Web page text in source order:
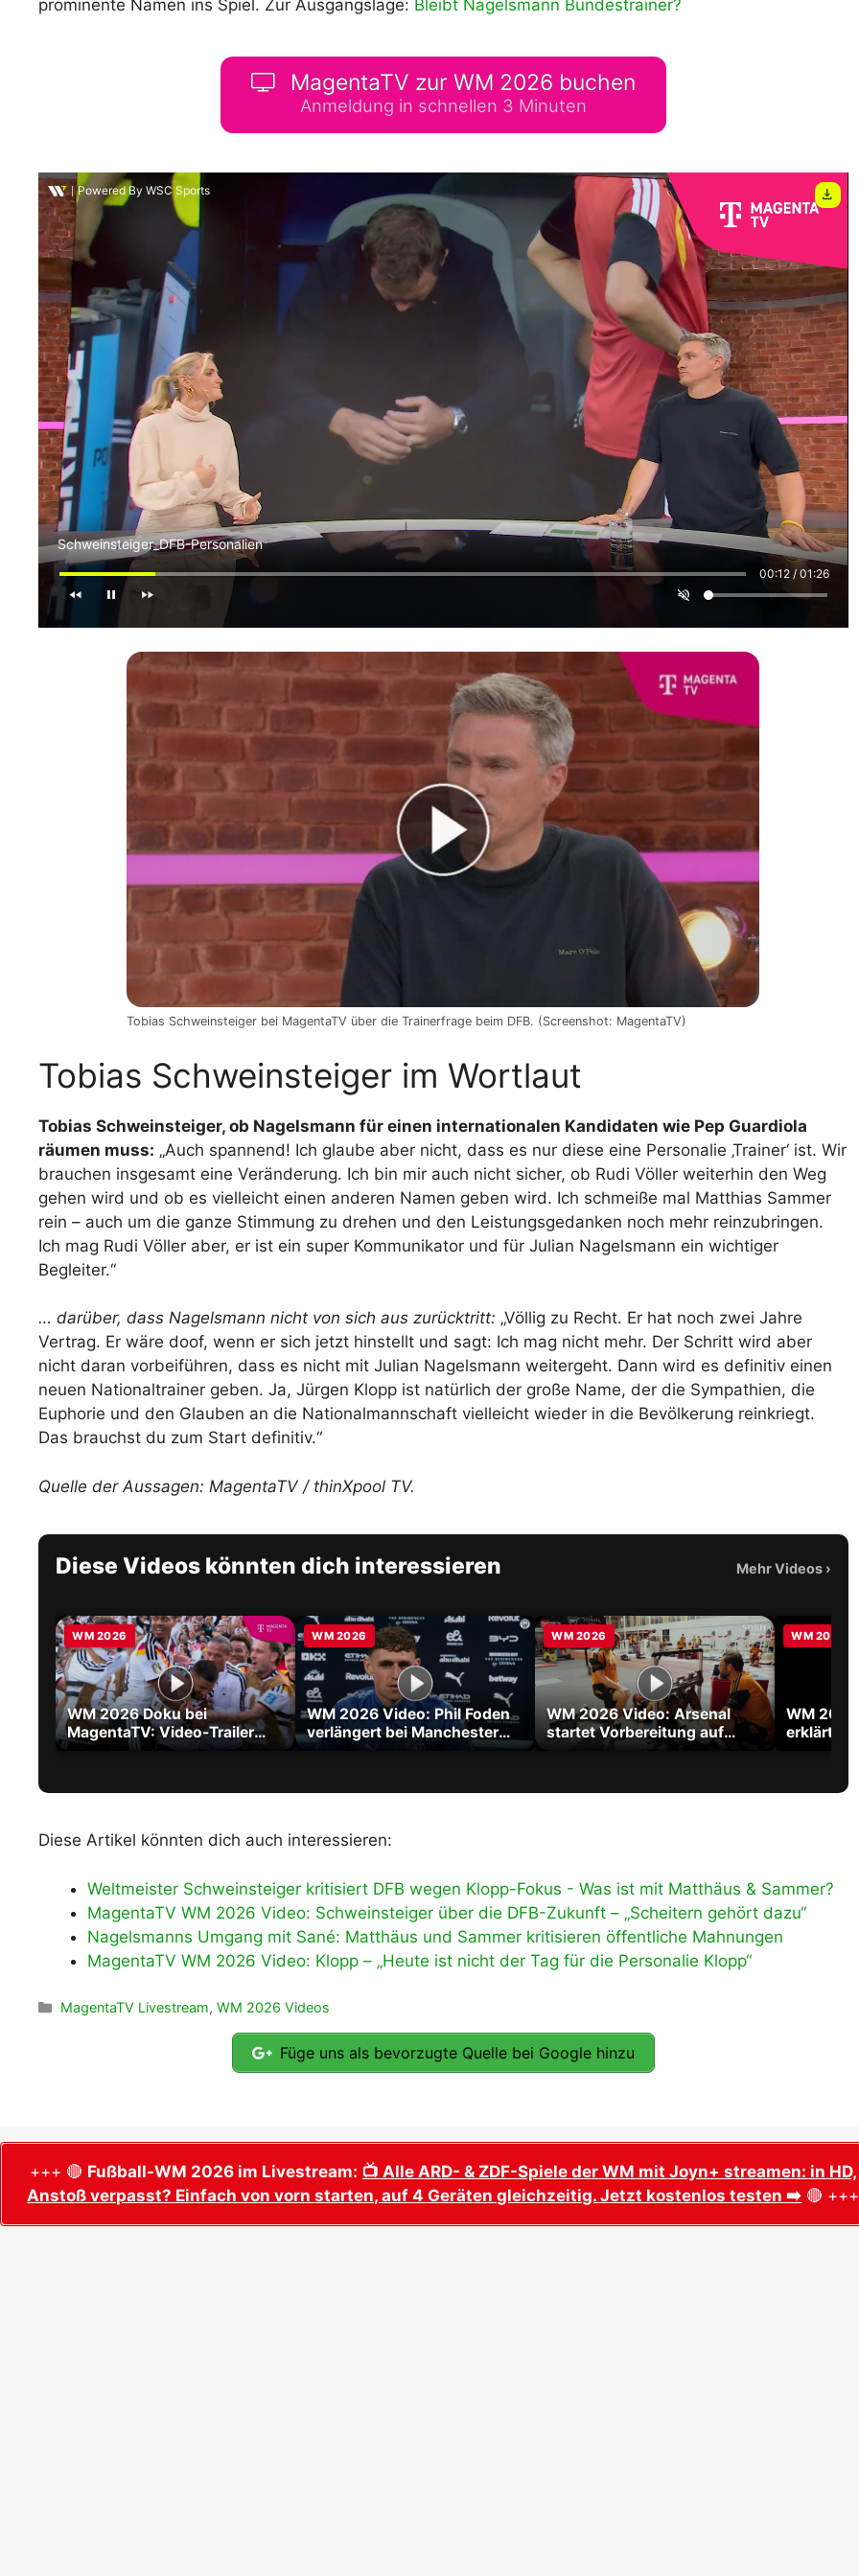
prominente Namen ins Spiel. Zur Ausgangslage: Bleibt Nagelsmann Bundestrainer?
MagentaTV zur WM 2026 buchen
Anmeldung in schnellen 3 Minuten
Tobias Schweinsteiger bei MagentaTV über die Trainerfrage beim DFB. (Screenshot: MagentaTV)
Tobias Schweinsteiger im Wortlaut
Tobias Schweinsteiger, ob Nagelsmann für einen internationalen Kandidaten wie Pep Guardiola
räumen muss: „Auch spannend! Ich glaube aber nicht, dass es nur diese eine Personalie ‚Trainer‘ ist. Wir
brauchen insgesamt eine Veränderung. Ich bin mir auch nicht sicher, ob Rudi Völler weiterhin den Weg
gehen wird und ob es vielleicht einen anderen Namen geben wird. Ich schmeiße mal Matthias Sammer
rein – auch um die ganze Stimmung zu drehen und den Leistungsgedanken noch mehr reinzubringen.
Ich mag Rudi Völler aber, er ist ein super Kommunikator und für Julian Nagelsmann ein wichtiger
Begleiter.“
… darüber, dass Nagelsmann nicht von sich aus zurücktritt: „Völlig zu Recht. Er hat noch zwei Jahre
Vertrag. Er wäre doof, wenn er sich jetzt hinstellt und sagt: Ich mag nicht mehr. Der Schritt wird aber
nicht daran vorbeiführen, dass es nicht mit Julian Nagelsmann weitergeht. Dann wird es definitiv einen
neuen Nationaltrainer geben. Ja, Jürgen Klopp ist natürlich der große Name, der die Sympathien, die
Euphorie und den Glauben an die Nationalmannschaft vielleicht wieder in die Bevölkerung reinkriegt.
Das brauchst du zum Start definitiv.“
Quelle der Aussagen: MagentaTV / thinXpool TV.
Diese Videos könnten dich interessieren Mehr Videos ›
WM 2026
WM 2026 Doku bei
MagentaTV: Video-Trailer
zum Film über die größte WM
WM 2026
WM 2026 Video: Phil Foden
verlängert bei Manchester
City bis 2030
WM 2026
WM 2026 Video: Arsenal
startet Vorbereitung auf
Titelverteidigung in der
WM 2026
WM
erklärt
Diese Artikel könnten dich auch interessieren:
Weltmeister Schweinsteiger kritisiert DFB wegen Klopp-Fokus - Was ist mit Matthäus & Sammer?
MagentaTV WM 2026 Video: Schweinsteiger über die DFB-Zukunft – „Scheitern gehört dazu“
Nagelsmanns Umgang mit Sané: Matthäus und Sammer kritisieren öffentliche Mahnungen
MagentaTV WM 2026 Video: Klopp – „Heute ist nicht der Tag für die Personalie Klopp“
Kategorien
MagentaTV Livestream,WM 2026 Videos
Füge uns als bevorzugte Quelle bei Google hinzu
+++ 🔴 Fußball-WM 2026 im Livestream: 📺 Alle ARD- & ZDF-Spiele der WM mit Joyn+ streamen: in HD,
Anstoß verpasst? Einfach von vorn starten, auf 4 Geräten gleichzeitig. Jetzt kostenlos testen ➡️ 🔴 +++